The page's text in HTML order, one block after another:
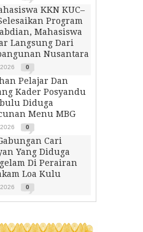
KKN KUC–
Program
Mahasiswa
Langsung Dari
Nusantara
0
Pelajar Dan
Kader Posyandu
Diduga
Menu MBG
0
Cari
Yang Diduga
Di Perairan
Loa Kulu
0